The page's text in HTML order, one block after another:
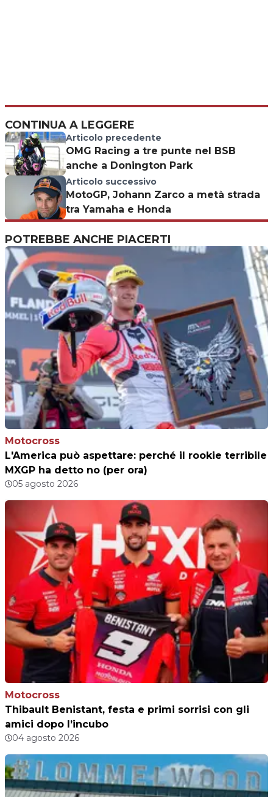
CONTINUA A LEGGERE
Articolo precedente
OMG Racing a tre punte nel BSB
anche a Donington Park
Articolo successivo
MotoGP, Johann Zarco a metà strada
tra Yamaha e Honda
POTREBBE ANCHE PIACERTI
Motocross
L'America può aspettare: perché il rookie terribile
MXGP ha detto no (per ora)
05 agosto 2026
Motocross
Thibault Benistant, festa e primi sorrisi con gli
amici dopo l’incubo
04 agosto 2026